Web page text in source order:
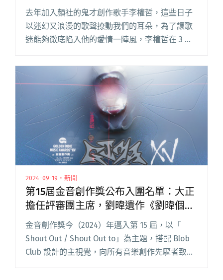
去年加入顏社的鬼才創作歌手李權哲，這些日子
以迷幻又浪漫的歌聲撩動我們的耳朵，為了讓歌
迷能夠徹底陷入他的愛情一陣風，李權哲在 3 月
跟著他的 Flow 盡情搖擺，感受整晚的情慾流動。
穿閱讀全文 "愛情一陣風吹至Legacy！ 李權哲首
場個唱邀春艷、熊仔再現Battle現場"
2024-09-19・新聞
第15屆金音創作獎公布入圍名單：大正
擔任評審團主席，劉暐遺作《劉暐個人
專輯》獲「評審團獎」
金音創作獎今（2024）年邁入第 15 屆，以「
Shout Out / Shout Out to」為主題，搭配 Blob
Club 設計的主視覺，向所有音樂創作先驅者致
敬！ 第 15 屆金音創作獎包括 3877 件報名作品，